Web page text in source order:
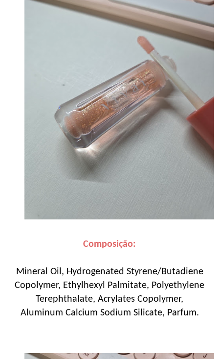
Composição:
Mineral Oil, Hydrogenated Styrene/Butadiene
Copolymer, Ethylhexyl Palmitate, Polyethylene
Terephthalate, Acrylates Copolymer,
Aluminum Calcium Sodium Silicate, Parfum.